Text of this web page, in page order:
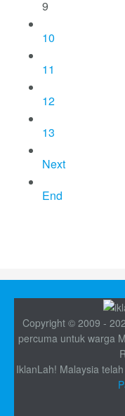
9
10
11
12
13
Next
End
Copyright © 2009 -
percuma untuk warga
IklanLah! Malaysia